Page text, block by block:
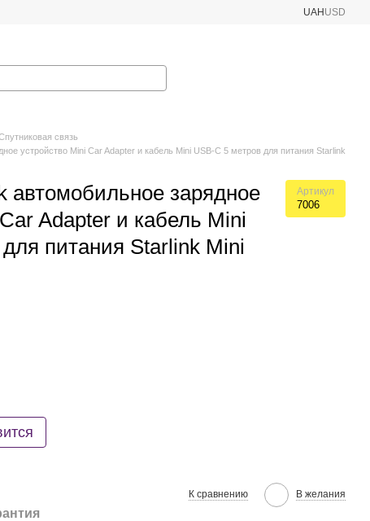
UAH USD
связь
устройство Mini Car Adapter и кабель Mini USB-C 5 метров для питания Starlink
автомобильное зарядное
Adapter и кабель Mini
питания Starlink Mini
Артикул
7006
К сравнению В желания